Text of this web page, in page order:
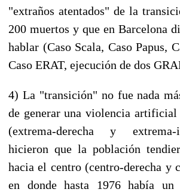
"extraños atentados" de la
200 muertos y que en Barcelona
hablar (Caso Scala, Caso Papus,
Caso ERAT, ejecución de dos
4) La "transición" no fue nada
de generar una violencia artificial
(extrema-derecha y
hicieron que la población
hacia el centro (centro-derecha y
en donde hasta 1976 había un